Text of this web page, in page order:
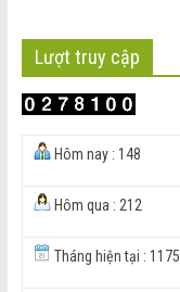
Lượt truy cập
Hôm nay : 148
Hôm qua : 212
Tháng hiện tại : 1175